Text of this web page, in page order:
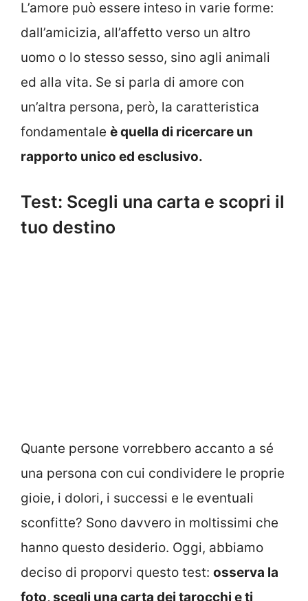
L’amore può essere inteso in varie forme:
dall’amicizia, all’affetto verso un altro
uomo o lo stesso sesso, sino agli animali
ed alla vita. Se si parla di amore con
un’altra persona, però, la caratteristica
fondamentale è quella di ricercare un
rapporto unico ed esclusivo.
Test: Scegli una carta e scopri il
tuo destino
Quante persone vorrebbero accanto a sé
una persona con cui condividere le proprie
gioie, i dolori, i successi e le eventuali
sconfitte? Sono davvero in moltissimi che
hanno questo desiderio. Oggi, abbiamo
deciso di proporvi questo test: osserva la
foto, scegli una carta dei tarocchi e ti